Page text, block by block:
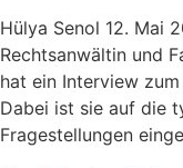
Hülya Senol 12. Mai
Rechtsanwältin und
hat ein Interview
Dabei ist sie auf die
Fragestellungen